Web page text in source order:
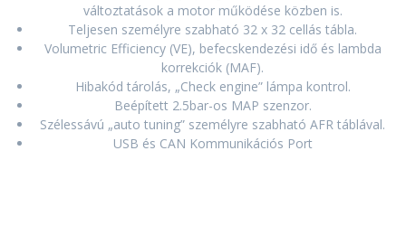
változtatások a motor működése közben is.
Teljesen személyre szabható 32 x 32 cellás tábla.
Volumetric Efficiency (VE), befecskendezési idő és lambda
korrekciók (MAF).
Hibakód tárolás, „Check engine” lámpa kontrol.
Beépített 2.5bar-os MAP szenzor.
Szélessávú „auto tuning” személyre szabható AFR táblával.
USB és CAN Kommunikációs Port